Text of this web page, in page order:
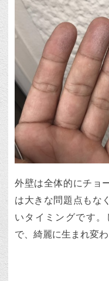
外壁は全体的にチョ
は大きな問題点もな
いタイミングです
で、綺麗に生まれ変